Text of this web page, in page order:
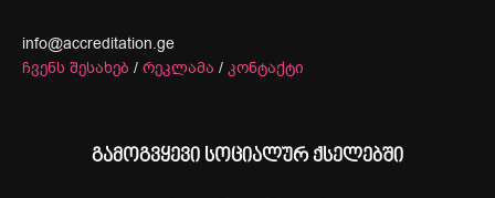
info@accreditation.ge
ჩვენს შესახებ / რეკლამა / კონტაქტი
გამოგვყევი სოციალურ ქსელებში